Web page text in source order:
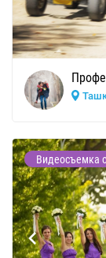
Видеосъемка